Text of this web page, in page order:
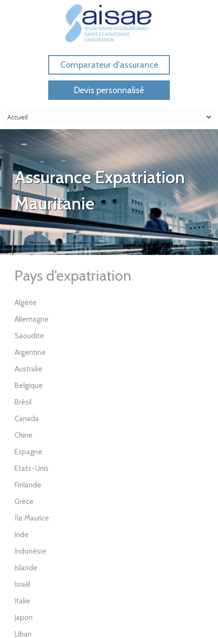
Comparateur d'assurance
Devis personnalisé
Assurance Expatriation
Mauritanie
Pays d'expatriation
Algérie
Allemagne
Saoudite
Argentine
Australie
Belgique
Brésil
Canada
Chine
Espagne
Etats-Unis
Finlande
Grèce
Île Maurice
Inde
Indonésie
Islande
Israël
Italie
Japon
Liban